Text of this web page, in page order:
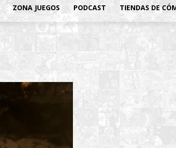
ZONA JUEGOS PODCAST TIENDAS DE